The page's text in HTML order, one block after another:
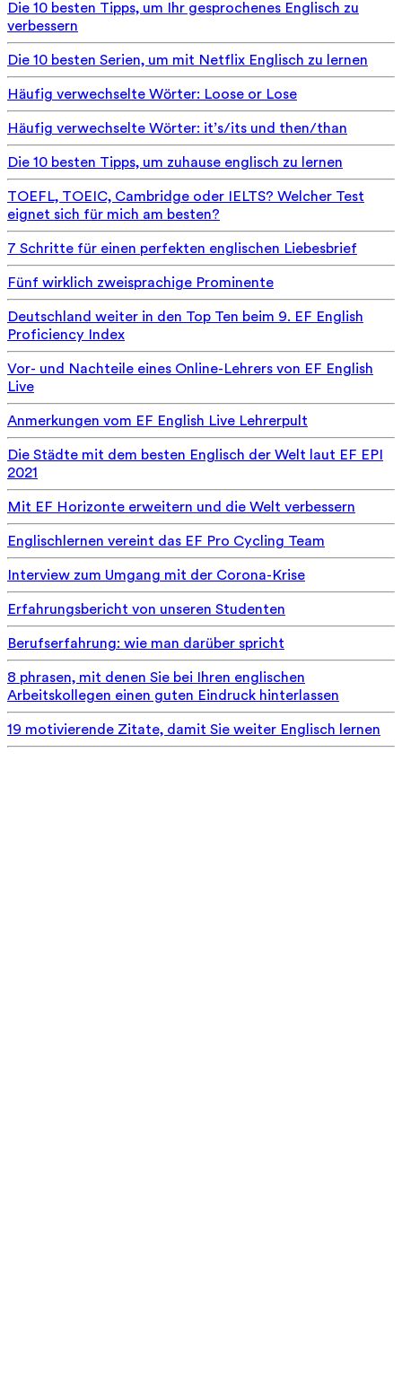
Die 10 besten Tipps, um Ihr gesprochenes Englisch zu
verbessern
Die 10 besten Serien, um mit Netflix Englisch zu lernen
Häufig verwechselte Wörter: Loose or Lose
Häufig verwechselte Wörter: it’s/its und then/than
Die 10 besten Tipps, um zuhause englisch zu lernen
TOEFL, TOEIC, Cambridge oder IELTS? Welcher Test
eignet sich für mich am besten?
7 Schritte für einen perfekten englischen Liebesbrief
Fünf wirklich zweisprachige Prominente
Deutschland weiter in den Top Ten beim 9. EF English
Proficiency Index
Vor- und Nachteile eines Online-Lehrers von EF English
Live
Anmerkungen vom EF English Live Lehrerpult
Die Städte mit dem besten Englisch der Welt laut EF EPI
2021
Mit EF Horizonte erweitern und die Welt verbessern
Englischlernen vereint das EF Pro Cycling Team
Interview zum Umgang mit der Corona-Krise
Erfahrungsbericht von unseren Studenten
Berufserfahrung: wie man darüber spricht
8 phrasen, mit denen Sie bei Ihren englischen
Arbeitskollegen einen guten Eindruck hinterlassen
19 motivierende Zitate, damit Sie weiter Englisch lernen